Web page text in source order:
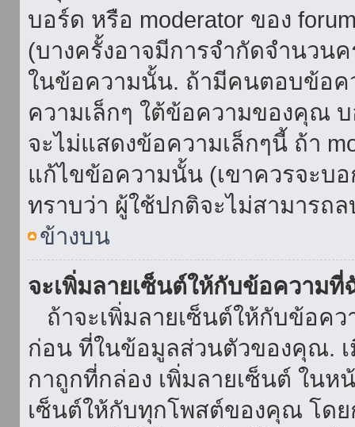
บอร์ด หรือ moderator ของ
(บางครั้งอาจมีการจำกัดจำนวน
ในข้อความนั้น. ถ้ามีคนตอบข้อ
ความเล็กๆ ใต้ข้อความของคุณ
จะไม่แสดงข้อความเล็กๆนี้ ถ้า
แก้ไขข้อความนั้น (เขาควรจะบ
ทราบว่า ผู้ใช้ปกติจะไม่สามารถ
ข้างบน
จะเพิ่มลายเซ็นต์ให้กับข้อความที่
ถ้าจะเพิ่มลายเซ็นต์ให้กับข้อค
ก่อน ที่ในข้อมูลส่วนตัวของคุณ.
กาถูกที่กล่อง เพิ่มลายเซ็นต์ ใน
เซ็นต์ให้กับทุกโพสต์ของคุณ โด